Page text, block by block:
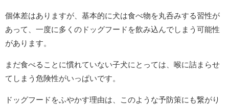
個体差はありますが、基本的に犬は食べ物を丸呑みする習性が
あって、一度に多くのドッグフードを飲み込んでしまう可能性
があります。
まだ食べることに慣れていない子犬にとっては、喉に詰まらせ
てしまう危険性がいっぱいです。
ドッグフードをふやかす理由は、このような予防策にも繋がり